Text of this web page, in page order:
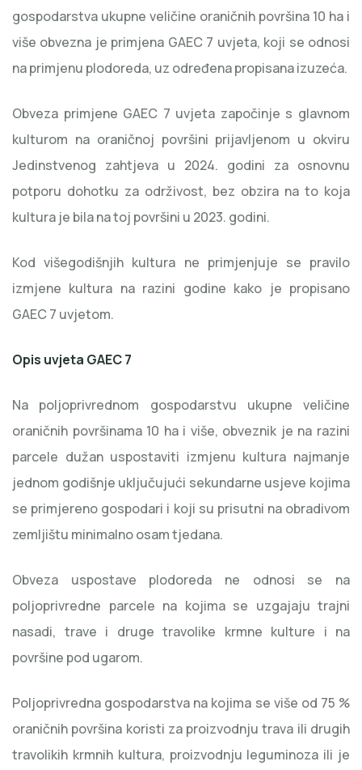
gospodarstva ukupne veličine oraničnih površina 10 ha i
više obvezna je primjena GAEC 7 uvjeta, koji se odnosi
na primjenu plodoreda, uz određena propisana izuzeća.
Obveza primjene GAEC 7 uvjeta započinje s glavnom
kulturom na oraničnoj površini prijavljenom u okviru
Jedinstvenog zahtjeva u 2024. godini za osnovnu
potporu dohotku za održivost, bez obzira na to koja
kultura je bila na toj površini u 2023. godini.
Kod višegodišnjih kultura ne primjenjuje se pravilo
izmjene kultura na razini godine kako je propisano
GAEC 7 uvjetom.
Opis uvjeta GAEC 7
Na poljoprivrednom gospodarstvu ukupne veličine
oraničnih površinama 10 ha i više, obveznik je na razini
parcele dužan uspostaviti izmjenu kultura najmanje
jednom godišnje uključujući sekundarne usjeve kojima
se primjereno gospodari i koji su prisutni na obradivom
zemljištu minimalno osam tjedana.
Obveza uspostave plodoreda ne odnosi se na
poljoprivredne parcele na kojima se uzgajaju trajni
nasadi, trave i druge travolike krmne kulture i na
površine pod ugarom.
Poljoprivredna gospodarstva na kojima se više od 75 %
oraničnih površina koristi za proizvodnju trava ili drugih
travolikih krmnih kultura, proizvodnju leguminoza ili je